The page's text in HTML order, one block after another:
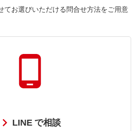
てお選びいただける問合せ方法をご用意
LINE で相談